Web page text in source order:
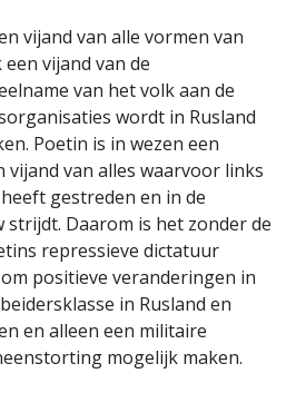
vijand van alle vormen van
vijand van de
van het volk aan de
wordt in Rusland
Poetin is in wezen een
vijand van alles waarvoor links
gestreden en in de
Daarom is het zonder de
repressieve dictatuur
positieve veranderingen in
in Rusland en
en alleen een militaire
mogelijk maken.